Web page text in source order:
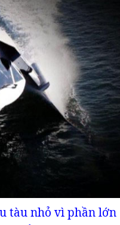
tàu nhỏ vì phần lớn